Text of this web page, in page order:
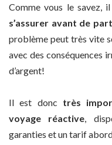
Comme vous le savez,
s’assurer avant de
problème peut très vite
avec des conséquences
d’argent!
Il est donc très
voyage réactive,
garanties et un tarif